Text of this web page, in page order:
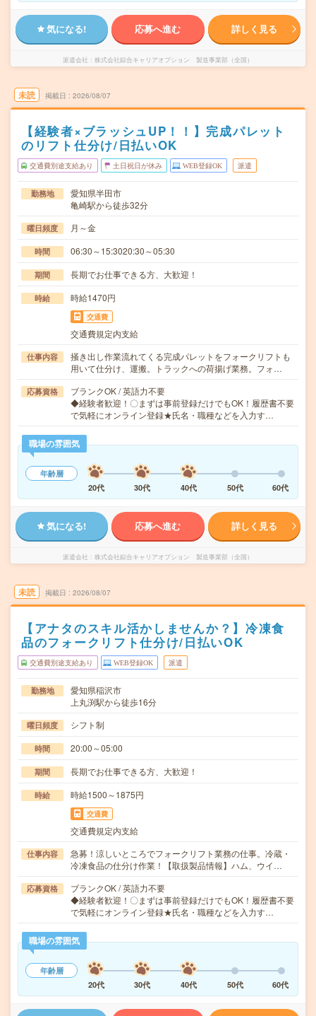
気になる! 応募へ進む 詳しく見る
派遣会社 株式会社綜合キャリアオプション 製造事業部（全国）
未読 掲載日 2026/08/07
【経験者×ブラッシュUP！！】完成パレット
のリフト仕分け/日払いOK
交通費別途支給あり 土日祝日が休み WEB登録OK 派遣
勤務地
愛知県半田市
亀崎駅から徒歩32分
曜日頻度 月～金
時間 06:30～15:3020:30～05:30
期間 長期でお仕事できる方、大歓迎！
時給 時給1470円
交通費
交通費規定内支給
仕事内容
掻き出し作業流れてくる完成パレットをフォークリフトも
用いて仕分け、運搬。トラックへの荷揚げ業務。フォ…
応募資格
ブランクOK / 英語力不要
◆経験者歓迎！〇まずは事前登録だけでもOK！履歴書不要
で気軽にオンライン登録★氏名・職種などを入力す…
職場の雰囲気
年齢層
20代
30代 40代 50代 60代
気になる! 応募へ進む 詳しく見る
派遣会社 株式会社綜合キャリアオプション 製造事業部（全国）
未読 掲載日 2026/08/07
【アナタのスキル活かしませんか？】冷凍食
品のフォークリフト仕分け/日払いOK
交通費別途支給あり WEB登録OK 派遣
勤務地
愛知県稲沢市
上丸渕駅から徒歩16分
曜日頻度 シフト制
時間 20:00～05:00
期間 長期でお仕事できる方、大歓迎！
時給 時給1500～1875円
交通費
交通費規定内支給
仕事内容
急募！涼しいところでフォークリフト業務の仕事。冷蔵・
冷凍食品の仕分け作業！【取扱製品情報】ハム、ウイ…
応募資格
ブランクOK / 英語力不要
◆経験者歓迎！〇まずは事前登録だけでもOK！履歴書不要
で気軽にオンライン登録★氏名・職種などを入力す…
職場の雰囲気
年齢層
20代
30代 40代 50代 60代